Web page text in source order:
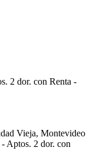
2 dor. con Renta -